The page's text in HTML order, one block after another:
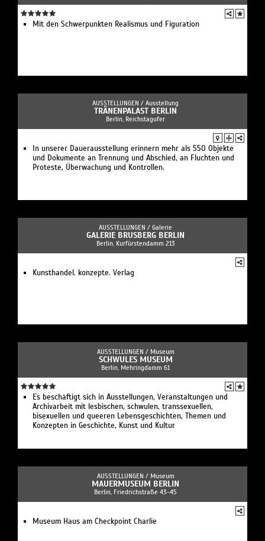
Mit den Schwerpunkten Realismus und Figuration
AUSSTELLUNGEN / Ausstellung
TRÄNENPALAST BERLIN
Berlin, Reichstagufer
In unserer Dauerausstellung erinnern mehr als 550 Objekte
und Dokumente an Trennung und Abschied, an Fluchten und
Proteste, Überwachung und Kontrollen.
AUSSTELLUNGEN / Galerie
GALERIE BRUSBERG BERLIN
Berlin, Kurfürstendamm 213
Kunsthandel. konzepte. Verlag
AUSSTELLUNGEN / Museum
SCHWULES MUSEUM
Berlin, Mehringdamm 61
Es beschäftigt sich in Ausstellungen, Veranstaltungen und
Archivarbeit mit lesbischen, schwulen, transsexuellen,
bisexuellen und queeren Lebensgeschichten, Themen und
Konzepten in Geschichte, Kunst und Kultur
AUSSTELLUNGEN / Museum
MAUERMUSEUM BERLIN
Berlin, Friedrichstraße 43-45
Museum Haus am Checkpoint Charlie